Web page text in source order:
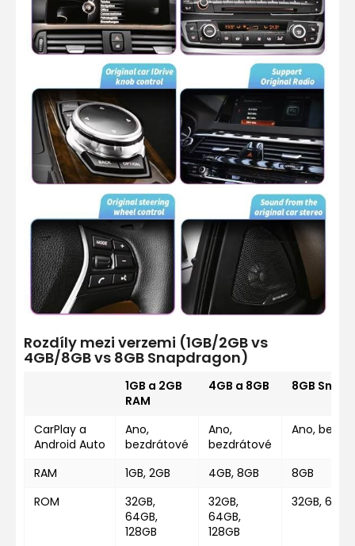
Rozdíly mezi verzemi (1GB/2GB vs
4GB/8GB vs 8GB Snapdragon)
1GB a 2GB
RAM
4GB a 8GB 8GB
CarPlay a
Android Auto
Ano,
bezdrátové
Ano,
bezdrátové
Ano,
RAM 1GB, 2GB 4GB, 8GB
8GB
ROM
32GB,
64GB,
128GB
32GB,
64GB,
128GB
32GB,